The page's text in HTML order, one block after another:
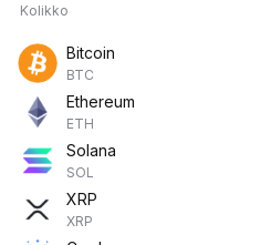
Kolikko
Bitcoin
BTC
Ethereum
ETH
Solana
SOL
XRP
XRP